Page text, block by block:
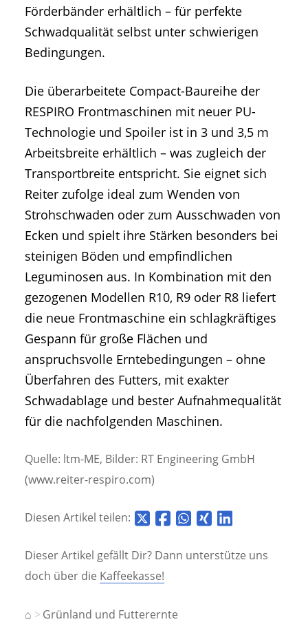
Förderbänder erhältlich – für perfekte
Schwadqualität selbst unter schwierigen
Bedingungen.
Die überarbeitete Compact-Baureihe der
RESPIRO Frontmaschinen mit neuer PU-
Technologie und Spoiler ist in 3 und 3,5 m
Arbeitsbreite erhältlich – was zugleich der
Transportbreite entspricht. Sie eignet sich
Reiter zufolge ideal zum Wenden von
Strohschwaden oder zum Ausschwaden von
Ecken und spielt ihre Stärken besonders bei
steinigen Böden und empfindlichen
Leguminosen aus. In Kombination mit den
gezogenen Modellen R10, R9 oder R8 liefert
die neue Frontmaschine ein schlagkräftiges
Gespann für große Flächen und
anspruchsvolle Erntebedingungen – ohne
Überfahren des Futters, mit exakter
Schwadablage und bester Aufnahmequalität
für die nachfolgenden Maschinen.
Quelle: ltm-ME, Bilder: RT Engineering GmbH
(www.reiter-respiro.com)
Diesen Artikel teilen:
Dieser Artikel gefällt Dir? Dann unterstütze uns
doch über die Kaffeekasse!
⌂ Grünland und Futterernte